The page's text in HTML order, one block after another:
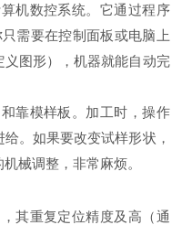
机数控系统。它通过程序
需要在控制面板或电脑上
图形），机器就能自动完
靠模样板。加工时，操作
。如果要改变试样形状，
械调整，非常麻烦。
其重复定位精度及高（通